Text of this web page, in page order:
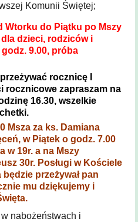
Komunii Świętej;
Wtorku do Piątku po Mszy
dzieci, rodziców i
9.00, próba
rocznicę I
rocznicowe zapraszam na
16.30, wszelkie
Msza za ks. Damiana
w Piątek o godz. 7.00
w 19r. a na Mszy
30r. Posługi w Kościele
przeżywał pan
mu dziękujemy i
nabożeństwach i